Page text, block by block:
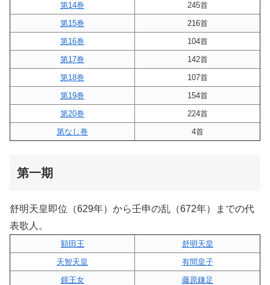
第14巻
245首
第15巻
216首
第16巻
104首
第17巻
142首
第18巻
107首
第19巻
154首
第20巻
224首
第なし巻
4首
第一期
舒明天皇即位（629年）から壬申の乱（672年）までの代
表歌人。
額田王
舒明天皇
天智天皇
有間皇子
鏡王女
藤原鎌足